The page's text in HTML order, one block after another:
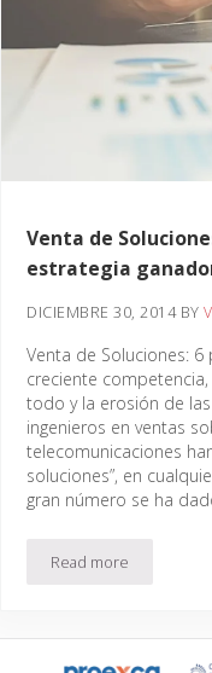
Venta de
estrategia
DICIEMBRE 30, 2014 BY
Venta de Soluciones:
creciente
todo y la erosión de
ingenieros en ventas
telecomunicaciones
soluciones”, en
gran número se ha
Read more
Venta de